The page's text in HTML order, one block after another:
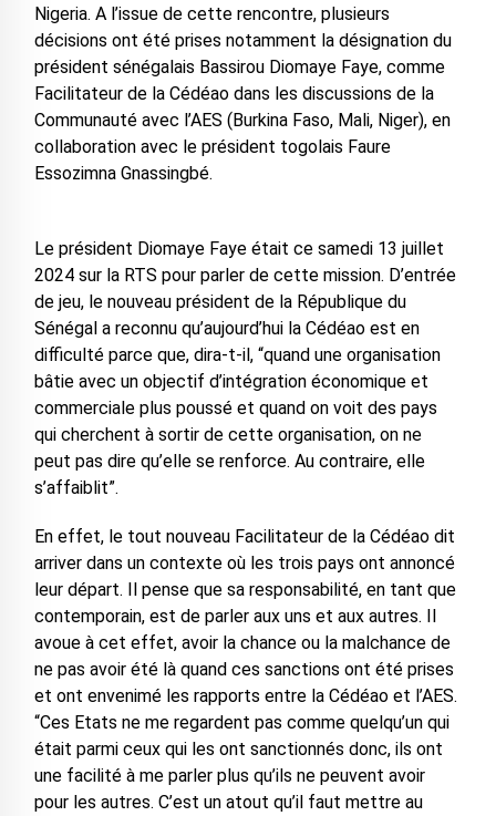
Nigeria. A l’issue de cette rencontre, plusieurs
décisions ont été prises notamment la désignation du
président sénégalais Bassirou Diomaye Faye, comme
Facilitateur de la Cédéao dans les discussions de la
Communauté avec l’AES (Burkina Faso, Mali, Niger), en
collaboration avec le président togolais Faure
Essozimna Gnassingbé.
Le président Diomaye Faye était ce samedi 13 juillet
2024 sur la RTS pour parler de cette mission. D’entrée
de jeu, le nouveau président de la République du
Sénégal a reconnu qu’aujourd’hui la Cédéao est en
difficulté parce que, dira-t-il, “quand une organisation
bâtie avec un objectif d’intégration économique et
commerciale plus poussé et quand on voit des pays
qui cherchent à sortir de cette organisation, on ne
peut pas dire qu’elle se renforce. Au contraire, elle
s’affaiblit”.
En effet, le tout nouveau Facilitateur de la Cédéao dit
arriver dans un contexte où les trois pays ont annoncé
leur départ. Il pense que sa responsabilité, en tant que
contemporain, est de parler aux uns et aux autres. Il
avoue à cet effet, avoir la chance ou la malchance de
ne pas avoir été là quand ces sanctions ont été prises
et ont envenimé les rapports entre la Cédéao et l’AES.
“Ces Etats ne me regardent pas comme quelqu’un qui
était parmi ceux qui les ont sanctionnés donc, ils ont
une facilité à me parler plus qu’ils ne peuvent avoir
pour les autres. C’est un atout qu’il faut mettre au